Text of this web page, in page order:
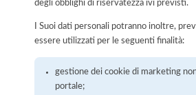
degli obblighi di riservatezza ivi previsti.
I Suoi dati personali potranno inoltre,
essere utilizzati per le seguenti finalità:
gestione dei cookie di marketing
portale;